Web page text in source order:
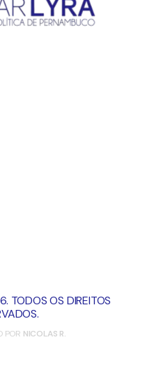
TODOS OS DIREITOS
POR NICOLAS R.